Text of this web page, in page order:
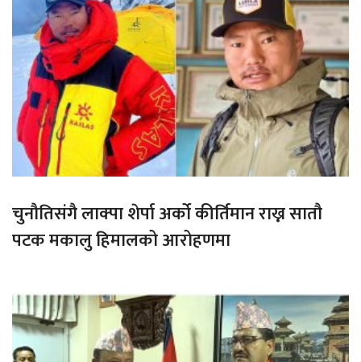
चुनौतिसंगै लाक्पा शेर्पा अर्को कीर्तिमान राख्न सातौ
पटक मकालु हिमालको आरोहणमा